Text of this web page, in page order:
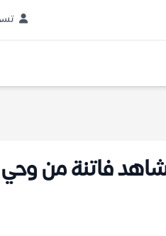
فاتنة من وحي